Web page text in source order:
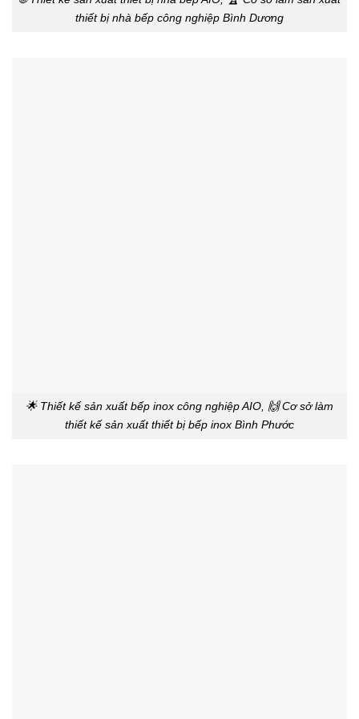
thiết bị nhà bếp công nghiệp Bình Dương
🌟 Thiết kế sản xuất bếp inox công nghiệp AIO, 🙌 Cơ sở làm
thiết kế sản xuất thiết bị bếp inox Bình Phước